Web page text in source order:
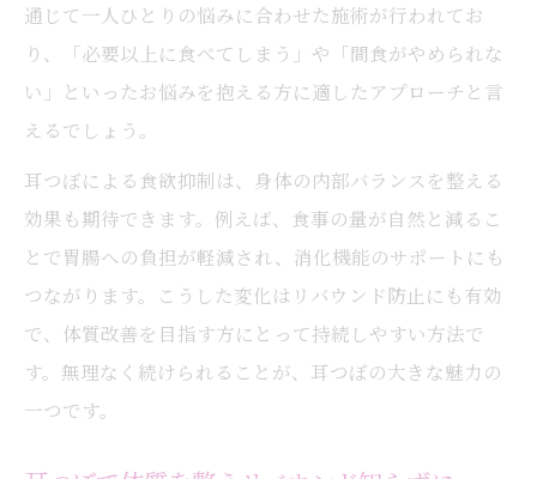
耳つぼ活用でリバウンドを防ぐ食生活へ
耳つぼがサポートする習慣化のコツと工夫
食欲コントロールに耳つぼジュエリー活用
耳つぼで習慣化しやすいダイエット方法
習慣を整えもうリバウンドしない体へ
耳つぼ習慣でリバウンドの悩みを解決
耳つぼが助ける続けやすい習慣作りの秘訣
耳つぼを活用したリバウンド対策の実践法
耳つぼで失敗しない体質改善への第一歩
通じて一人ひとりの悩みに合わせた施術が行われてお
り、「必要以上に食べてしまう」や「間食がやめられな
い」といったお悩みを抱える方に適したアプローチと言
えるでしょう。
耳つぼによる食欲抑制は、身体の内部バランスを整える
効果も期待できます。例えば、食事の量が自然と減るこ
とで胃腸への負担が軽減され、消化機能のサポートにも
つながります。こうした変化はリバウンド防止にも有効
で、体質改善を目指す方にとって持続しやすい方法で
す。無理なく続けられることが、耳つぼの大きな魅力の
一つです。